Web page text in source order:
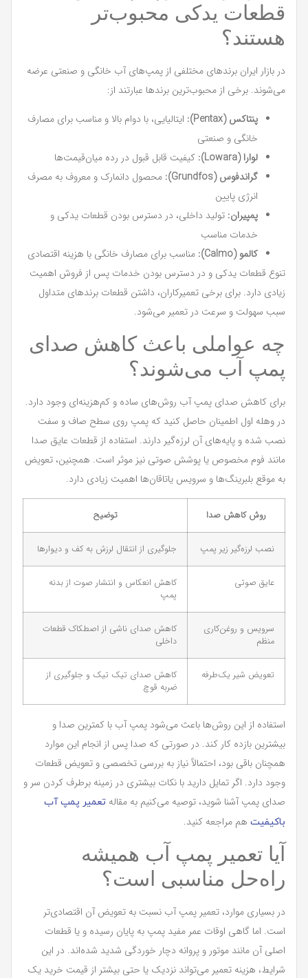
قطعات یدکی محبوب‌تر
هستند؟
در بازار ایران برندهای مختلفی از پمپ‌های آب خانگی و صنعتی عرضه
می‌شوند. برخی از محبوب‌ترین برندها عبارتند از:
پنتاکس (Pentax):
ایتالیایی، با دوام بالا و مناسب برای مصارف
خانگی و صنعتی
لوارا (Lowara):
کیفیت قابل قبول در رده میان‌قیمت‌ها
گراندفوس (Grundfos):
محصول دانمارک و معروف به مصرف
انرژی پایین
پمپیران: تولید داخلی، در دسترس بودن قطعات یدکی و
خدمات مناسب
کالمو (Calmo):
مناسب برای مصارف خانگی با هزینه اقتصادی
تنوع قطعات یدکی و در دسترس بودن خدمات پس از فروش اهمیت
زیادی دارد. برای برخی تعمیرکاران، داشتن قطعات برندهای متداول
سبب سهولت و سرعت در تعمیر می‌شود.
چه عواملی باعث کاهش صدای
پمپ آب می‌شوند؟
برای کاهش صدای پمپ آب روش‌های ساده و کم‌هزینه‌ای وجود دارد.
در وهله اول اطمینان حاصل کنید که پمپ روی سطح صاف و سفت
نصب شده و پایه‌های آن لرزه‌گیر دارند. استفاده از قطعات عایق صدا
مانند فوم مخصوص یا پوشش صوتی نیز موثر است. همچنین، تعویض
به موقع بلبرینگ‌ها و سرویس یاتاقان‌ها اهمیت زیادی دارد.
روش کاهش صدا توضیح
نصب لرزه‌گیر زیر پمپ جلوگیری از انتقال لرزش به کف و دیوارها
عایق صوتی
کاهش انعکاس و انتشار صوت از بدنه
پمپ
سرویس و روغن‌کاری
منظم
کاهش صدای ناشی از اصطکاک قطعات
داخلی
تعویض شیر یک‌طرفه
کاهش صدای تیک تیک و جلوگیری از
ضربه قوچ
استفاده از این روش‌ها باعث می‌شود پمپ آب با کمترین صدا و
بیشترین بازده کار کند. در صورتی که صدا پس از انجام این موارد
همچنان باقی بود، احتمالاً نیاز به بررسی تخصصی و تعویض قطعات
وجود دارد. اگر تمایل دارید با نکات بیشتری در زمینه برطرف کردن سر و
صدای پمپ آشنا شوید، توصیه می‌کنیم به مقاله تعمیر پمپ آب
باکیفیت هم مراجعه کنید.
آیا تعمیر پمپ آب همیشه
راه‌حل مناسبی است؟
در بسیاری موارد، تعمیر پمپ آب نسبت به تعویض آن اقتصادی‌تر
است. اما گاهی اوقات عمر مفید پمپ به پایان رسیده و یا قطعات
اصلی آن مانند موتور و پروانه دچار خوردگی شدید شده‌اند. در این
شرایط، هزینه تعمیر می‌تواند نزدیک یا حتی بیشتر از قیمت خرید یک